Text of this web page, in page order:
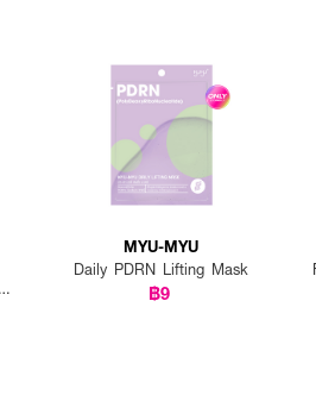
MYU-MYU
Daily PDRN Lifting Mask
฿9